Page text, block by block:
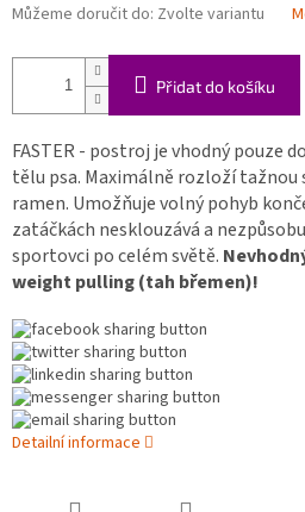
Můžeme doručit do: Zvolte variantu
Přidat do košíku
FASTER - postroj je vhodný pouze
tělu psa. Maximálně rozloží tažnou
ramen. Umožňuje volný pohyb
zatáčkách nesklouzává a
sportovci po celém světě.
weight pulling (tah břemen)!
Detailní informace